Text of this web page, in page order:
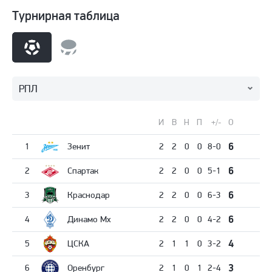
Турнирная таблица
РПЛ
И В Н П +/- О
1 Зенит 2 2 0 0 8-0 6
2 Спартак 2 2 0 0 5-1 6
3 Краснодар 2 2 0 0 6-3 6
4 Динамо Мх 2 2 0 0 4-2 6
5 ЦСКА 2 1 1 0 3-2 4
6 Оренбург 2 1 0 1 2-4 3